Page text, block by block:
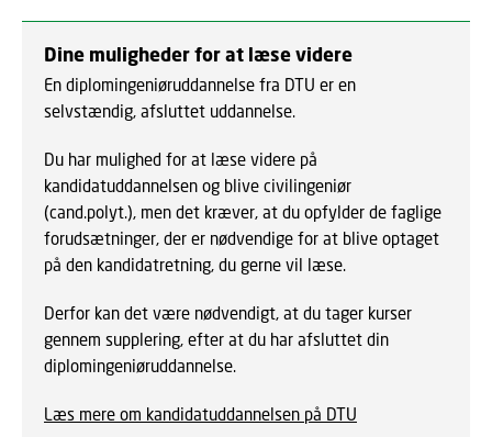
Dine muligheder for at læse videre
En diplomingeniøruddannelse fra DTU er en
selvstændig, afsluttet uddannelse.
Du har mulighed for at læse videre på
kandidatuddannelsen og blive civilingeniør
(cand.polyt.), men det kræver, at du opfylder de faglige
forudsætninger, der er nødvendige for at blive optaget
på den kandidatretning, du gerne vil læse.
Derfor kan det være nødvendigt, at du tager kurser
gennem supplering, efter at du har afsluttet din
diplomingeniøruddannelse.
Læs mere om kandidatuddannelsen på DTU